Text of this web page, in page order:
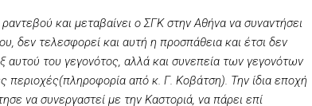
και μεταβαίνει ο ΣΓΚ στην Αθήνα να συναντήσει
δεν τελεσφορεί και αυτή η προσπάθεια και έτσι δεν
αυτού του γεγονότος, αλλά και συνεπεία των γεγονότων
περιοχές(πληροφορία από κ. Γ. Κοβάτση). Την ίδια εποχή
να συνεργαστεί με την Καστοριά, να πάρει επί